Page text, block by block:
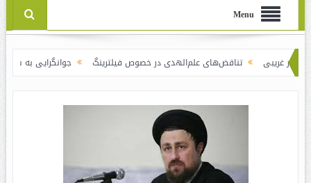
Menu
تناقض‌های علم‌الهدی در خصوص فیلترینگ جوانگرایی به سبک وزرای جدید |